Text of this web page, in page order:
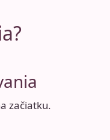
začiatku.